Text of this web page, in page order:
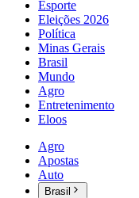
Esporte
Eleições 2026
Política
Minas Gerais
Brasil
Mundo
Agro
Entretenimento
Eloos
Agro
Apostas
Auto
Brasil